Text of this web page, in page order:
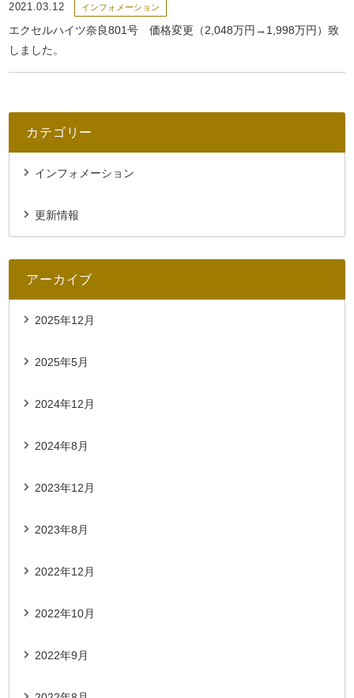
2021.03.12 インフォメーション
エクセルハイツ奈良801号 価格変更（2,048万円→1,998万円）致
しました。
カテゴリー
インフォメーション
更新情報
アーカイブ
2025年12月
2025年5月
2024年12月
2024年8月
2023年12月
2023年8月
2022年12月
2022年10月
2022年9月